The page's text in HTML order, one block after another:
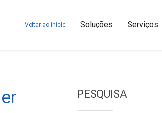
Voltar ao início Soluções Serviços
PESQUISA